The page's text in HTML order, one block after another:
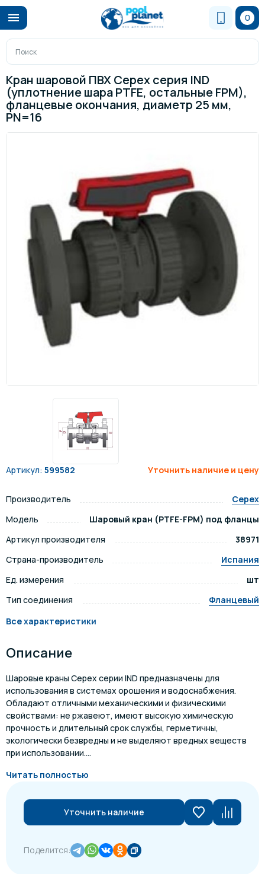
0
Кран шаровой ПВХ Cepex серия IND
(уплотнение шара PTFE, остальные FPM),
фланцевые окончания, диаметр 25 мм,
PN=16
Артикул: 599582 Уточнить наличие и цену
Производитель
Cepex
Модель
Шаровый кран (PTFE-FPM) под фланцы
Артикул производителя
38971
Страна-производитель
Испания
Ед. измерения
шт
Тип соединения
Фланцевый
Все характеристики
Описание
Шаровые краны Cepex серии IND предназначены для
использования в системах орошения и водоснабжения.
Обладают отличными механическими и физическими
свойствами: не ржавеют, имеют высокую химическую
прочность и длительный срок службы, герметичны,
экологически безвредны и не выделяют вредных веществ
при использовании....
Читать полностью
Уточнить наличие
Поделится: